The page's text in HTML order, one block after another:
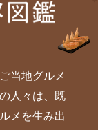
当地グルメ
人々は、既
メを生み出